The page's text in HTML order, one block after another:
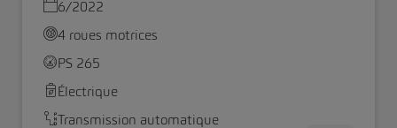
6/2022
4 roues motrices
PS 265
Électrique
Transmission automatique